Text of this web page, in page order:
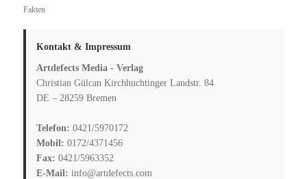
Fakten
Kontakt & Impressum
Artdefects Media - Verlag
Christian Gülcan Kirchhuchtinger Landstr. 84
DE – 28259 Bremen
Telefon: 0421/5970172
Mobil: 0172/4371456
Fax: 0421/5963352
E-Mail: info@artdefects.com